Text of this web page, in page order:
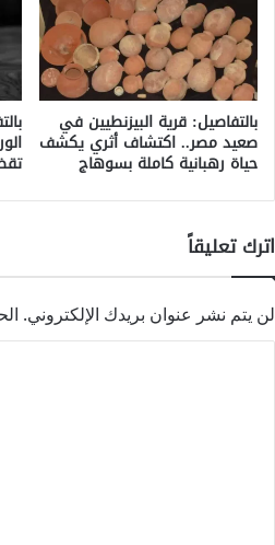
بالتفاصيل: قرية البيزنطيين في
صعيد مصر.. اكتشاف أثري يكشف
حياة رهبانية كاملة بسوهاج
اترك تعليقاً
لن يتم نشر عنوان بريدك الإلكتروني.